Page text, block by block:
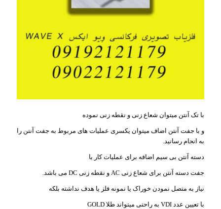
با تک آنتن میتوان شعاع زنی و نقطه زنی نموده
و با جفت آنتن اضاف میتوان یکسری عملیات های مربوط به جفت آنتن را
به انجام رسانید.
دسته آنتن بی سیم اضافه برای عملیات کار با
جفت دسته آنتن برای شعاع زنی AC و نقطه زنی DC می باشد.
نیاز به متصل نمودن خوراک یا نمونه فلز یا هدف نداشته بلکه
با تعیین عدد VDI به راحتی میتواند طلا GOLD